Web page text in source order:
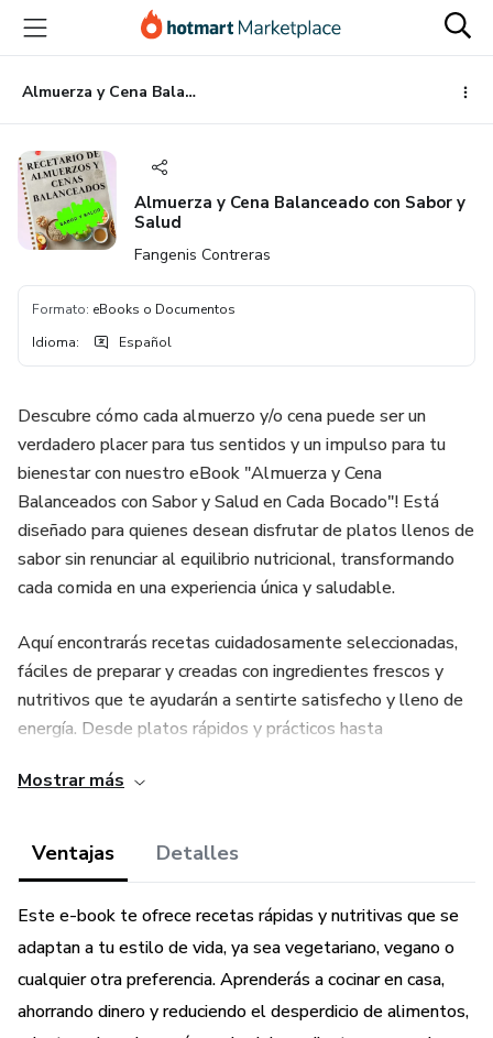
principal
página
de
página
Almuerza y Cena Balanceado con Sabor y Salud
Almuerza y Cena Balanceado con Sabor y
Salud
Fangenis Contreras
Formato: eBooks o Documentos
Idioma: Español
Descubre cómo cada almuerzo y/o cena puede ser un
verdadero placer para tus sentidos y un impulso para tu
bienestar con nuestro eBook "Almuerza y Cena
Balanceados con Sabor y Salud en Cada Bocado"! Está
diseñado para quienes desean disfrutar de platos llenos de
sabor sin renunciar al equilibrio nutricional, transformando
cada comida en una experiencia única y saludable.
Aquí encontrarás recetas cuidadosamente seleccionadas,
fáciles de preparar y creadas con ingredientes frescos y
nutritivos que te ayudarán a sentirte satisfecho y lleno de
energía. Desde platos rápidos y prácticos hasta
para adaptarse a tu vida diaria sin complicaciones. Aprende
te permiten mantener el equilibrio que tanto buscas.
bienestar o simplemente disfrutar de una alimentación
más consciente, este eBook te brindará unas recetas para
comenzar ese camino que deseas. ¡Atrévete a transformar
tu cocina y a disfrutar de cada plato! ¡Haz que tus
Mostrar más
Ventajas Detalles
Este e-book te ofrece recetas rápidas y nutritivas que se
adaptan a tu estilo de vida, ya sea vegetariano, vegano o
cualquier otra preferencia. Aprenderás a cocinar en casa,
ahorrando dinero y reduciendo el desperdicio de alimentos,